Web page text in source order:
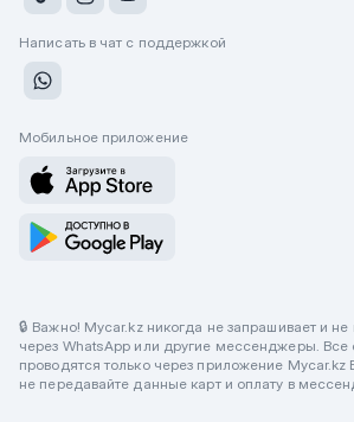
Написать в чат с поддержкой
Мобильное приложение
🔒 Важно! Mycar.kz никогда не запрашивает и
через WhatsApp или другие мессенджеры.
проводятся только через приложение Mycar.kz
не передавайте данные карт и оплату в